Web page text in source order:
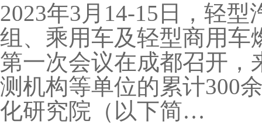
2023年3月14-15日，轻
组、乘用车及轻型商用车
第一次会议在成都召开，
测机构等单位的累计300
化研究院（以下简…